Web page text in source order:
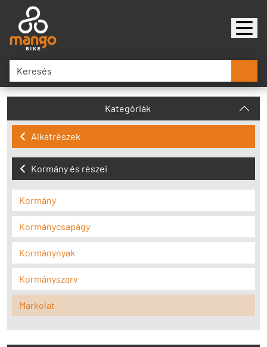
Kategóriák
Alkatrészek
Kormány és részei
Kormány
Kormánycsapágy
Kormánynyak
Kormányszarv
Markolat